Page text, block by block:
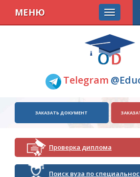
Telegram
МЕНЮ
ЗАКАЗАТЬ ДОКУМЕНТ
Проверка диплома
Поиск вуза по